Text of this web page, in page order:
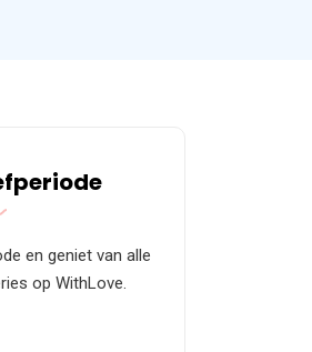
en geniet van alle
op WithLove.